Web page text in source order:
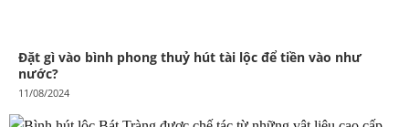
Đặt gì vào bình phong thuỷ hút tài lộc để tiền vào như
nước?
11/08/2024